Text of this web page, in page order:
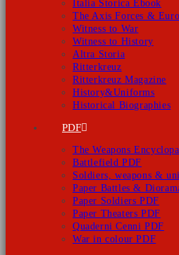
Italia Storica Ebook
The Axis Forces &
Witness to War
Witness to History
Altra Storia
Ritterkreuz
Ritterkreuz Magazine
History&Uniforms
Historical Biographies
PDF
The Weapons
Battlefield PDF
Soldiers, weapons &
Paper Battles &
Paper Soldiers PDF
Paper Theaters PDF
Quaderni Cenni PDF
War in colour PDF